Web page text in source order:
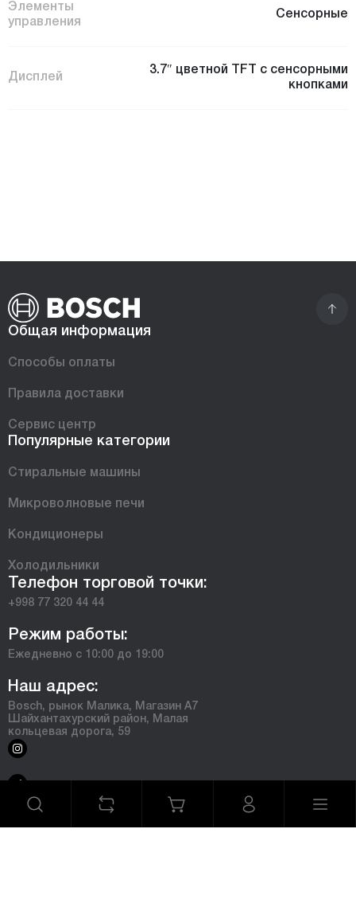
Элементы
управления
Сенсорные
Дисплей
3.7″ цветной TFT с сенсорными
кнопками
Общая информация
Способы оплаты
Правила доставки
Сервис центр
Популярные категории
Стиральные машины
Микроволновые печи
Кондиционеры
Холодильники
Телефон торговой точки:
+998 77 320 44 44
Режим работы:
Ежедневно с 10:00 до 19:00
Наш адрес:
Bosch, рынок Малика, Магазин А7
Шайхантахурский район, Малая
кольцевая дорога, 59